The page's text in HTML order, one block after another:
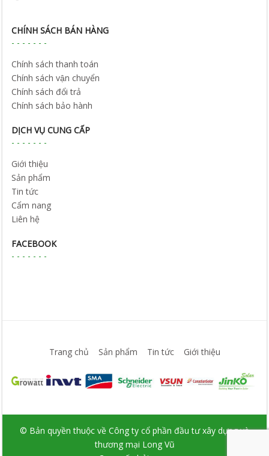
CHÍNH SÁCH BÁN HÀNG
Chính sách thanh toán
Chính sách vận chuyển
Chính sách đổi trả
Chính sách bảo hành
DỊCH VỤ CUNG CẤP
Giới thiệu
Sản phẩm
Tin tức
Cẩm nang
Liên hệ
FACEBOOK
Trang chủ Sản phẩm Tin tức Giới thiệu
© Bản quyền thuộc về Công ty cổ phần đầu tư xây dựng và
thương mại Long Vũ